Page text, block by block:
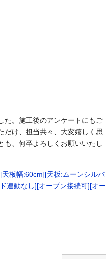
た。施工後のアンケートにもご
だけ、担当共々、大変嬉しく思
も、何卒よろしくお願いいたし
板幅:60cm][天板:ムーンシルバ
連動なし][オーブン接続可][オー